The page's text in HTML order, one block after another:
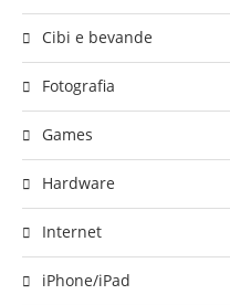
Cibi e bevande
Fotografia
Games
Hardware
Internet
iPhone/iPad